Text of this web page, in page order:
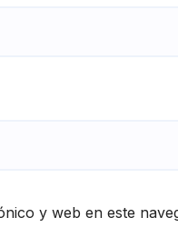
y web en este